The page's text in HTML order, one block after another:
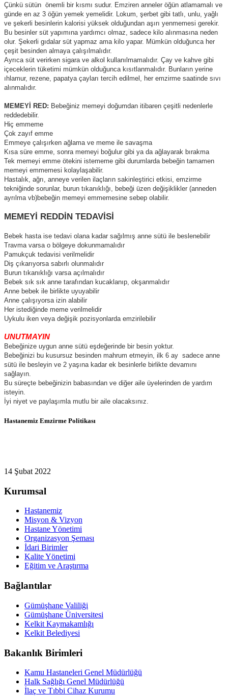
Çünkü sütün önemli bir kısmı sudur. Emziren anneler öğün atlamamalı ve
günde en az 3 öğün yemek yemelidir. Lokum, şerbet gibi tatlı, unlu, yağlı
ve şekerli besinlerin kalorisi yüksek olduğundan aşırı yenmemesi gerekir.
Bu besinler süt yapımına yardımcı olmaz, sadece kilo alınmasına neden
olur. Şekerli gıdalar süt yapmaz ama kilo yapar. Mümkün olduğunca her
çeşit besinden almaya çalışılmalıdır.
Ayrıca süt verirken sigara ve alkol kullanılmamalıdır. Çay ve kahve gibi
içeceklerin tüketimi mümkün olduğunca kısıtlanmalıdır. Bunların yerine
ıhlamur, rezene, papatya çayları tercih edilmel, her emzirme saatinde sıvı
alınmalıdır.
MEMEYİ RED: Bebeğiniz memeyi doğumdan itibaren çeşitli nedenlerle
reddedebilir.
Hiç emmeme
Çok zayıf emme
Emmeye çalışırken ağlama ve meme ile savaşma
Kısa süre emme, sonra memeyi boğulur gibi ya da ağlayarak bırakma
Tek memeyi emme ötekini istememe gibi durumlarda bebeğin tamamen
memeyi emmemesi kolaylaşabilir.
Hastalık, ağrı, anneye verilen ilaçların sakinleştirici etkisi, emzirme
tekniğinde sorunlar, burun tıkanıklığı, bebeği üzen değişiklikler (anneden
ayrılma vb)bebeğin memeyi emmemesine sebep olabilir.
MEMEYİ REDDİN TEDAVİSİ
Bebek hasta ise tedavi olana kadar sağılmış anne sütü ile beslenebilir
Travma varsa o bölgeye dokunmamalıdır
Pamukçuk tedavisi verilmelidir
Diş çıkarıyorsa sabırlı olunmalıdır
Burun tıkanıklığı varsa açılmalıdır
Bebek sık sık anne tarafından kucaklanıp, okşanmalıdır
Anne bebek ile birlikte uyuyabilir
Anne çalışıyorsa izin alabilir
Her istediğinde meme verilmelidir
Uykulu iken veya değişik pozisyonlarda emzirilebilir
UNUTMAYIN
Bebeğinize uygun anne sütü eşdeğerinde bir besin yoktur.
Bebeğinizi bu kusursuz besinden mahrum etmeyin, ilk 6 ay sadece anne
sütü ile besleyin ve 2 yaşına kadar ek besinlerle birlikte devamını
sağlayın.
Bu süreçte bebeğinizin babasından ve diğer aile üyelerinden de yardım
isteyin.
İyi niyet ve paylaşımla mutlu bir aile olacaksınız.
Hastanemiz Emzirme Politikası
14 Şubat 2022
Kurumsal
Hastanemiz
Misyon & Vizyon
Hastane Yönetimi
Organizasyon Şeması
İdari Birimler
Kalite Yönetimi
Eğitim ve Araştırma
Bağlantılar
Gümüşhane Valiliği
Gümüşhane Üniversitesi
Kelkit Kaymakamlığı
Kelkit Belediyesi
Bakanlık Birimleri
Kamu Hastaneleri Genel Müdürlüğü
Halk Sağlığı Genel Müdürlüğü
İlaç ve Tıbbi Cihaz Kurumu